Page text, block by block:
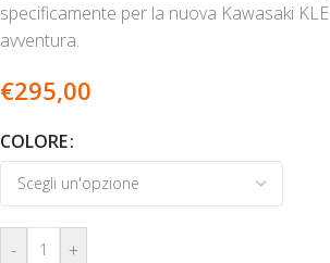
specificamente per la nuova Kawasaki
avventura.
€295,00
COLORE
- +